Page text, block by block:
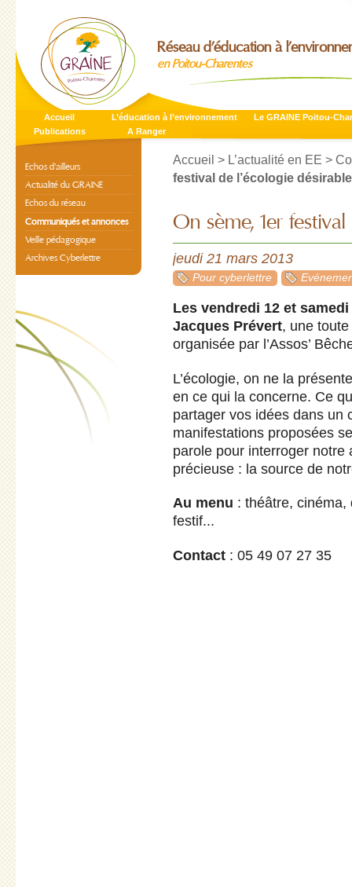
Réseau d’éducation à
en Poitou-Charentes
Accueil L’éducation à l’environnement
Le GRAINE Poitou-
Publications
A Ranger
Accueil > L’actualité en EE >
festival de l’écologie désirable
On sème, 1er
jeudi 21 mars 2013
Pour cyberlettre
Les vendredi 12 et
Jacques Prévert, une
organisée par l’Assos’
L’écologie, on ne la
en ce qui la concerne. Ce
partager vos idées dans un
manifestations proposées
parole pour interroger
précieuse : la source de
Au menu : théâtre,
festif...
Contact : 05 49 07 27 35
Echos d’ailleurs
Actualité du GRAINE
Echos du réseau
Communiqués et annonces
Veille pédagogique
Archives Cyberlettre